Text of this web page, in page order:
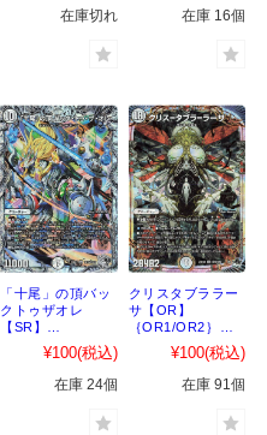
在庫切れ 在庫 16個
「十尾」の頂バッ
クトゥザオレ
【SR】
｛TR15/TR15｝
［23EX3］
¥100(税込)
在庫 24個
クリスタブララー
サ【OR】
｛OR1/OR2｝
［23EX3］
¥100(税込)
在庫 91個